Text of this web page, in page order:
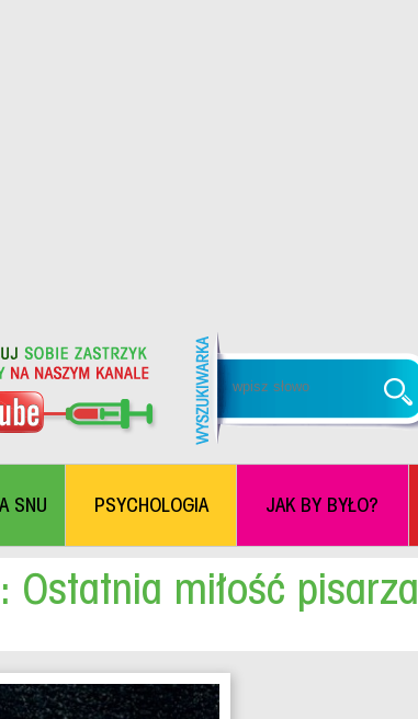
SNU PSYCHOLOGIA JAK BY BYŁO?
Ostatnia miłość pisarza